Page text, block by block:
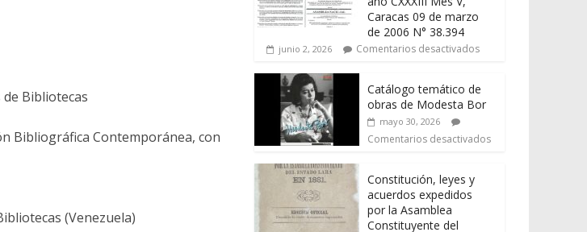
Bibliotecas
Bibliográfica Contemporánea, con
(Venezuela)
Caracas 09 de marzo
de 2006 N° 38.394
junio 2, 2026 Comentarios desactivados
Catálogo temático de
obras de Modesta Bor
mayo 30, 2026
Comentarios desactivados
Constitución, leyes y
acuerdos expedidos
por la Asamblea
Constituyente del